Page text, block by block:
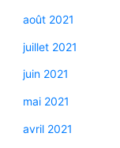
août 2021
juillet 2021
juin 2021
mai 2021
avril 2021